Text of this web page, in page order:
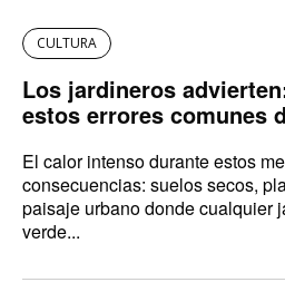
CULTURA
Los jardineros
estos errores comunes
El calor intenso durante estos
consecuencias: suelos secos,
paisaje urbano donde cualquier
verde...